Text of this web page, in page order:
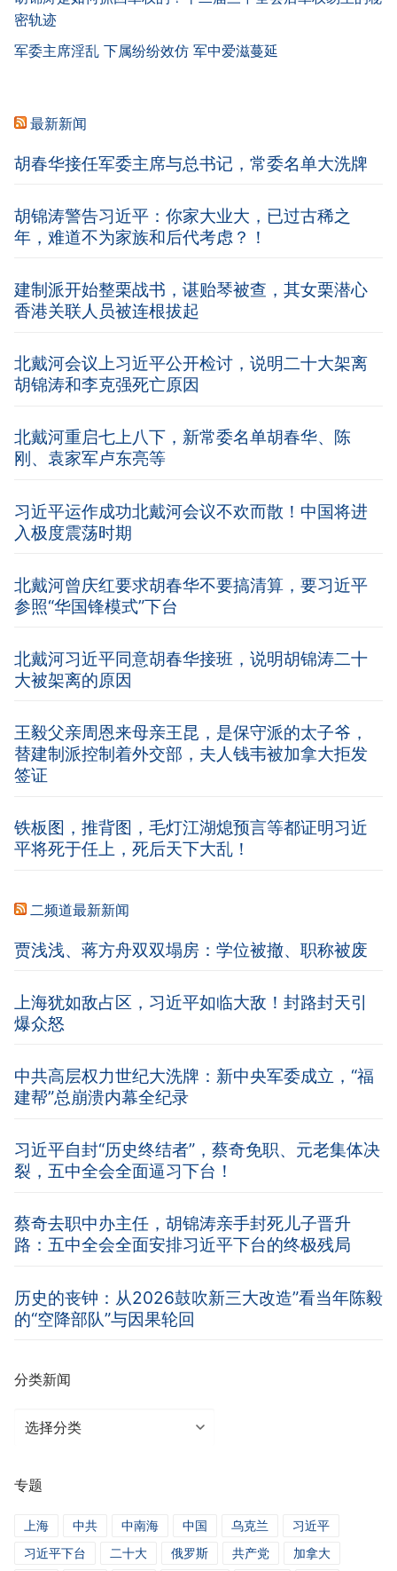
密轨迹
军委主席淫乱 下属纷纷效仿 军中爱滋蔓延
最新新闻
胡春华接任军委主席与总书记，常委名单大洗牌
胡锦涛警告习近平：你家大业大，已过古稀之
年，难道不为家族和后代考虑？！
建制派开始整栗战书，谌贻琴被查，其女栗潜心
香港关联人员被连根拔起
北戴河会议上习近平公开检讨，说明二十大架离
胡锦涛和李克强死亡原因
北戴河重启七上八下，新常委名单胡春华、陈
刚、袁家军卢东亮等
习近平运作成功北戴河会议不欢而散！中国将进
入极度震荡时期
北戴河曾庆红要求胡春华不要搞清算，要习近平
参照“华国锋模式”下台
北戴河习近平同意胡春华接班，说明胡锦涛二十
大被架离的原因
王毅父亲周恩来母亲王昆，是保守派的太子爷，
替建制派控制着外交部，夫人钱韦被加拿大拒发
签证
铁板图，推背图，毛灯江湖熄预言等都证明习近
平将死于任上，死后天下大乱！
二频道最新新闻
贾浅浅、蒋方舟双双塌房：学位被撤、职称被废
上海犹如敌占区，习近平如临大敌！封路封天引
爆众怒
中共高层权力世纪大洗牌：新中央军委成立，“福
建帮”总崩溃内幕全纪录
习近平自封“历史终结者”，蔡奇免职、元老集体决
裂，五中全会全面逼习下台！
蔡奇去职中办主任，胡锦涛亲手封死儿子晋升
路：五中全会全面安排习近平下台的终极残局
历史的丧钟：从2026鼓吹新三大改造”看当年陈毅
的“空降部队”与因果轮回
分类新闻
分
闻
专题
上海 中共 中南海 中国 乌克兰
习近平
习近平下台
二十大 俄罗斯 共产党
加拿大